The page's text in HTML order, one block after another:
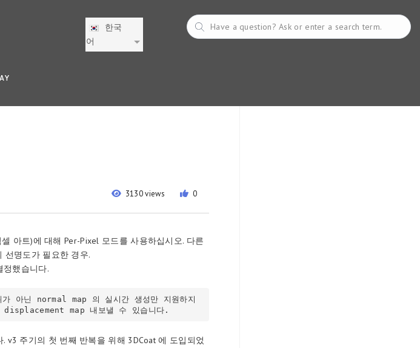
한국
어
3130 views 0
아트)에 대해 Per-Pixel 모드를 사용하십시오. 다른
선명도가 필요한 경우.
정했습니다.
map 내보낼 수 있습니다.
주기의 첫 번째 반복을 위해 3DCoat 에 도입되었